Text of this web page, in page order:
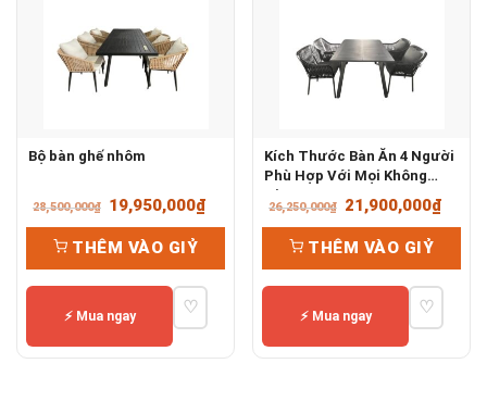
Bộ bàn ghế nhôm
28,500,000₫
Giá
gốc
là:
28,500,000₫.
19,950,000₫Giá
hiện
19,950,000₫.
THÊM VÀO GIỶ
⚡ Mua ngay ♡
Kích Thước Bàn Ăn 4 Người
Phù Hợp Với Mọi Không
Gian
26,250,000₫
Giá
gốc
là:
26,250,000₫.
21,900,000₫Giá
hiện
THÊM VÀO GIỶ
⚡ Mua ngay ♡